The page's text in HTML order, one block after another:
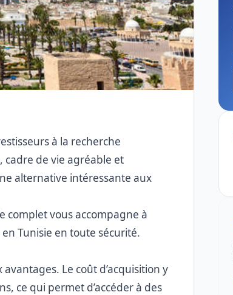
à la recherche
cadre de vie agréable et
alternative intéressante aux
complet vous accompagne à
Tunisie en toute sécurité.
Le coût d’acquisition y
ce qui permet d’accéder à des